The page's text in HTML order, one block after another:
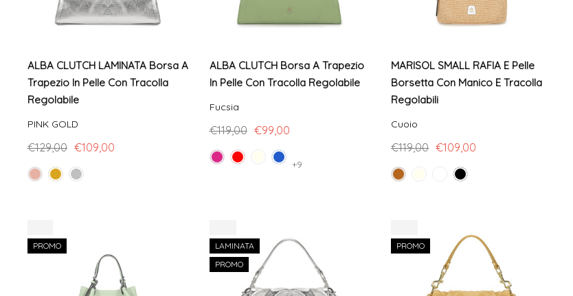
ALBA CLUTCH LAMINATA Borsa A
Trapezio In Pelle Con Tracolla
Regolabile
PINK GOLD
€129,00 €109,00
ALBA CLUTCH Borsa A Trapezio
In Pelle Con Tracolla Regolabile
Fucsia
€119,00 €99,00
+9
MARISOL SMALL RAFIA E Pelle
Borsetta Con Manico E Tracolla
Regolabili
Cuoio
€119,00 €109,00
PROMO
LAMINATA
PROMO
PROMO